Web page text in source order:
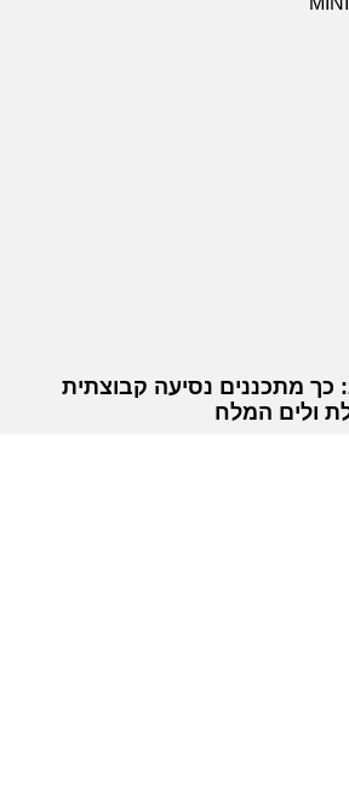
הסעות בדרום 2026: כך מתכננים נסיעה קבוצתית
ולים המלח